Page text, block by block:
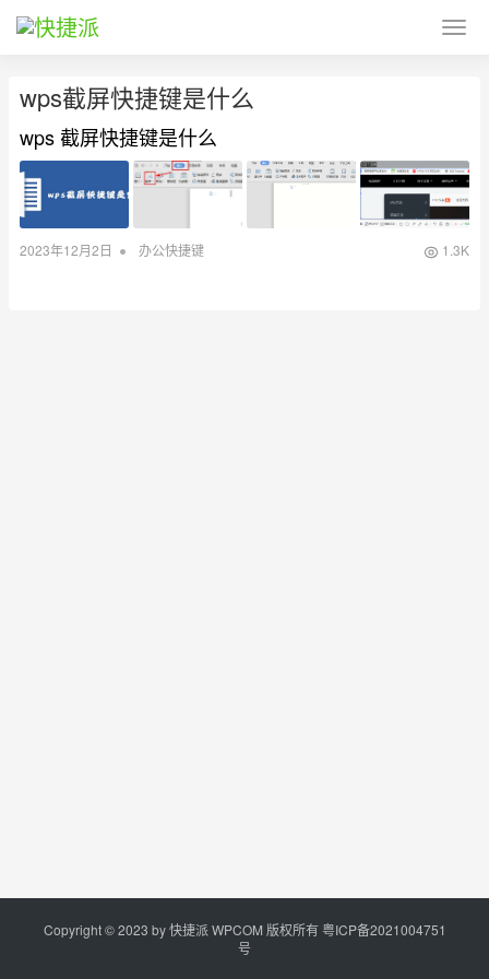
wps截屏快捷键是什么
wps 截屏快捷键是什么
2023年12月2日 • 办公快捷键 1.3K
Copyright © 2023 by快捷派WPCOM 版权所有粤ICP备2021004751
号